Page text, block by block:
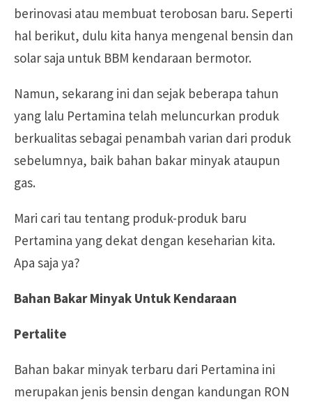
berinovasi atau membuat terobosan baru. Seperti
hal berikut, dulu kita hanya mengenal bensin dan
solar saja untuk BBM kendaraan bermotor.
Namun, sekarang ini dan sejak beberapa tahun
yang lalu Pertamina telah meluncurkan produk
berkualitas sebagai penambah varian dari produk
sebelumnya, baik bahan bakar minyak ataupun
gas.
Mari cari tau tentang produk-produk baru
Pertamina yang dekat dengan keseharian kita.
Apa saja ya?
Bahan Bakar Minyak Untuk Kendaraan
Pertalite
Bahan bakar minyak terbaru dari Pertamina ini
merupakan jenis bensin dengan kandungan RON